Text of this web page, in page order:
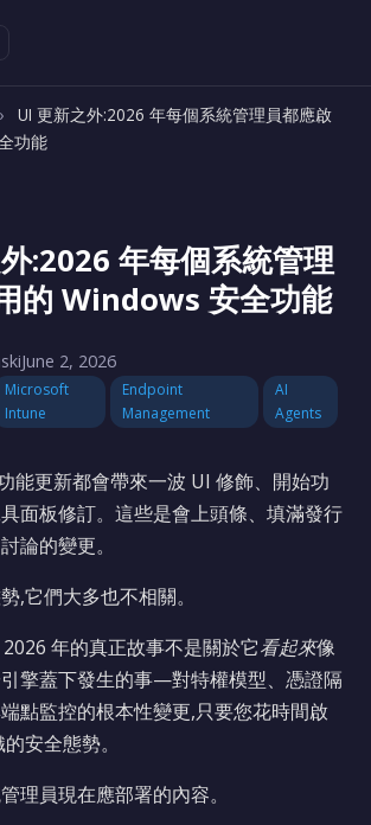
›
UI 更新之外:2026 年每個系統管理員都應啟
功能
:2026 年每個系統管理
的 Windows 安全功能
June 2, 2026
Microsoft
Intune
Endpoint
Management
AI
Agents
能更新都會帶來一波 UI 修飾、開始功
面板修訂。這些是會上頭條、填滿發行
論的變更。
,它們大多也不相關。
年的真正故事不是關於它看起來像
擎蓋下發生的事—對特權模型、憑證隔
點監控的根本性變更,只要您花時間啟
安全態勢。
理員現在應部署的內容。